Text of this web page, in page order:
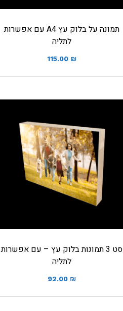
תמונה על בלוק עץ A4 עם אפשרות
לתליה
115.00 ₪
סט 3 תמונות בלוק עץ – עם אפשרות
לתליה
92.00 ₪